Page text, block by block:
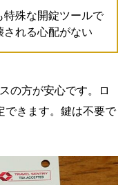
特殊な開錠ツールで
れる心配がない
の方が安心です。ロ
できます。鍵は不要で